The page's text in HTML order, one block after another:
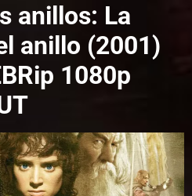
anillos: La
anillo (2001)
1080p